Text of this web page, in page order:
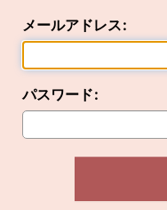
メールアドレス:
パスワード: